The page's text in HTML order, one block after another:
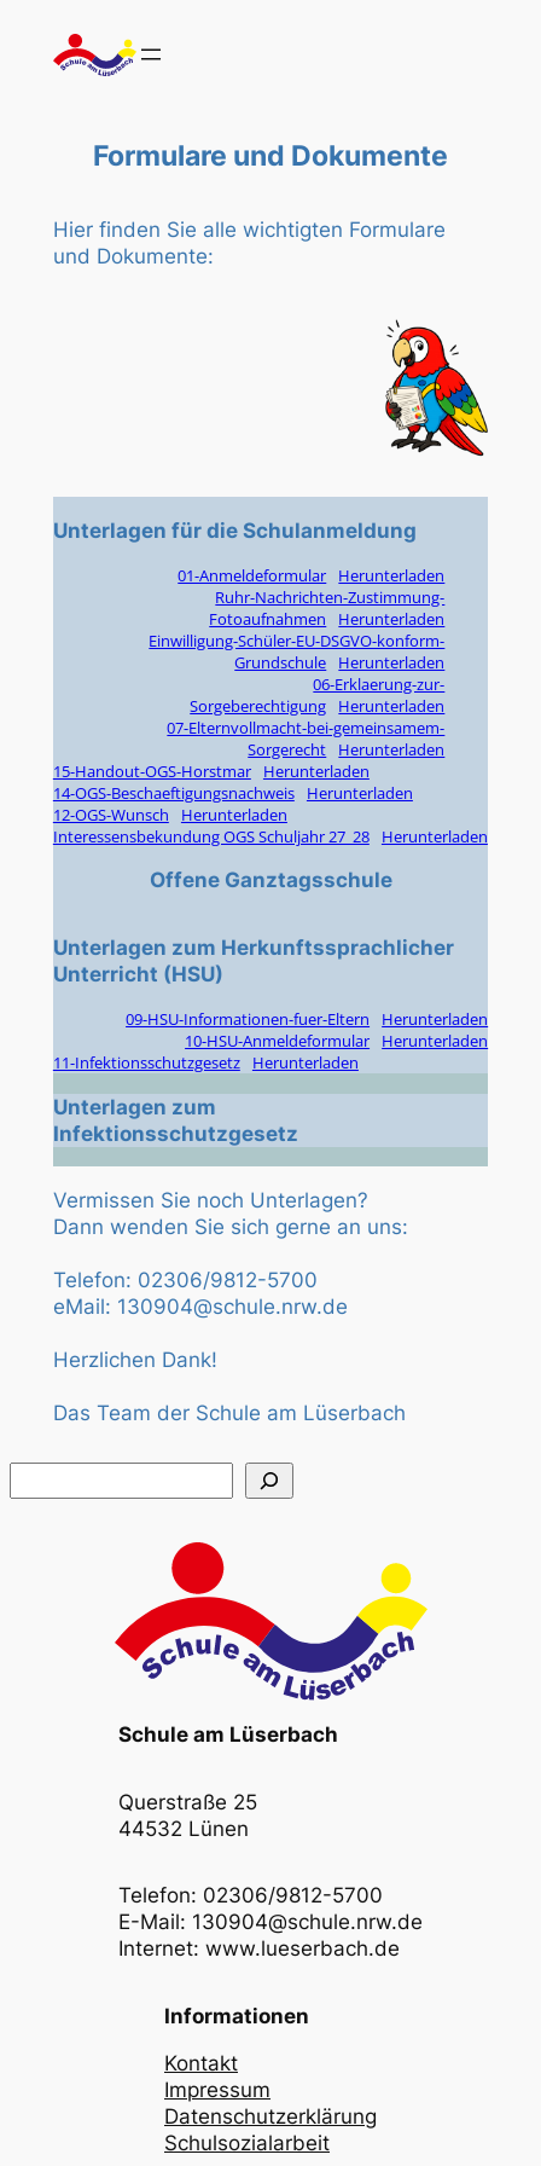
Inhalt
springen
Formulare und Dokumente
Hier finden Sie alle wichtigten Formulare
und Dokumente:
Unterlagen für die Schulanmeldung
01-Anmeldeformular
Herunterladen
Ruhr-Nachrichten-Zustimmung-
Fotoaufnahmen
Herunterladen
Einwilligung-Schüler-EU-DSGVO-konform-
Grundschule
Herunterladen
06-Erklaerung-zur-
Sorgeberechtigung
Herunterladen
07-Elternvollmacht-bei-gemeinsamem-
Sorgerecht
Herunterladen
15-Handout-OGS-Horstmar
Herunterladen
14-OGS-Beschaeftigungsnachweis
Herunterladen
12-OGS-Wunsch
Herunterladen
Interessensbekundung OGS Schuljahr 27_28
Herunterladen
Offene Ganztagsschule
Unterlagen zum Herkunftssprachlicher
Unterricht (HSU)
09-HSU-Informationen-fuer-Eltern
Herunterladen
10-HSU-Anmeldeformular
Herunterladen
11-Infektionsschutzgesetz
Herunterladen
Unterlagen zum
Infektionsschutzgesetz
Vermissen Sie noch Unterlagen?
Dann wenden Sie sich gerne an uns:
Telefon: 02306/9812-5700
eMail: 130904@schule.nrw.de
Herzlichen Dank!
Das Team der Schule am Lüserbach
Schule am Lüserbach
Querstraße 25
44532 Lünen
Telefon: 02306/9812-5700
E-Mail: 130904@schule.nrw.de
Internet: www.lueserbach.de
Informationen
Kontakt
Impressum
Datenschutzerklärung
Schulsozialarbeit